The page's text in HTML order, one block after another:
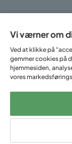
Vi
Vi værner om
Ved at klikke på
gemmer cookies på
hjemmesiden,
vores